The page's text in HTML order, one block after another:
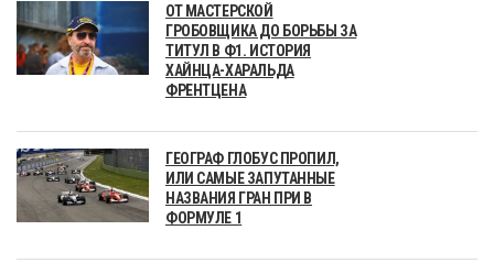
ОТ МАСТЕРСКОЙ
ГРОБОВЩИКА ДО БОРЬБЫ ЗА
ТИТУЛ В Ф1. ИСТОРИЯ
ХАЙНЦА-ХАРАЛЬДА
ФРЕНТЦЕНА
ГЕОГРАФ ГЛОБУС ПРОПИЛ,
ИЛИ САМЫЕ ЗАПУТАННЫЕ
НАЗВАНИЯ ГРАН ПРИ В
ФОРМУЛЕ 1